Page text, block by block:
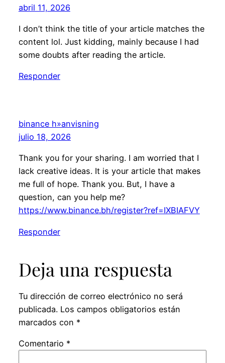
abril 11, 2026
I don’t think the title of your article matches the
content lol. Just kidding, mainly because I had
some doubts after reading the article.
Responder
binance h»anvisning
julio 18, 2026
Thank you for your sharing. I am worried that I
lack creative ideas. It is your article that makes
me full of hope. Thank you. But, I have a
question, can you help me?
https://www.binance.bh/register?ref=IXBIAFVY
Responder
Deja una respuesta
Tu dirección de correo electrónico no será
publicada. Los campos obligatorios están
marcados con *
Comentario *